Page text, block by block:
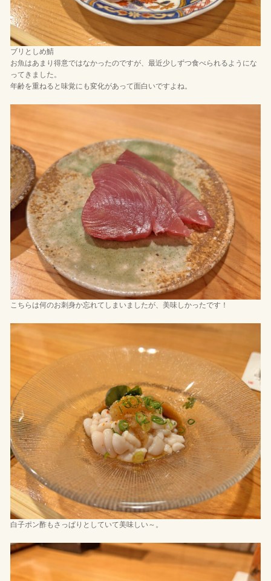
ブリとしめ鯖
お魚はあまり得意ではなかったのですが、最近少しずつ食べられるようにな
ってきました。
年齢を重ねると味覚にも変化があって面白いですよね。
こちらは何のお刺身か忘れてしまいましたが、美味しかったです！
白子ポン酢もさっぱりとしていて美味しい～。